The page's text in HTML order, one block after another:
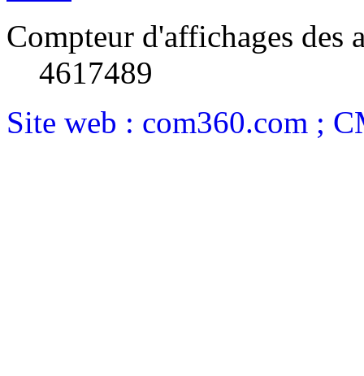
Compteur d'affichages des
4617489
Site web : com360.com ;